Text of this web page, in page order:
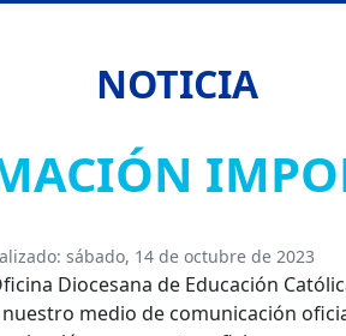
NOTICIA
sábado, 14 de octubre de 2023
Diocesana de Educación
medio de comunicación